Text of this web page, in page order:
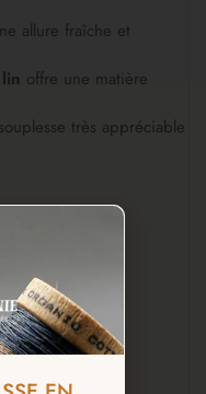
allure fraîche et
offre une matière
très appréciable